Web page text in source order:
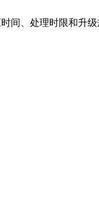
间、处理时限和升